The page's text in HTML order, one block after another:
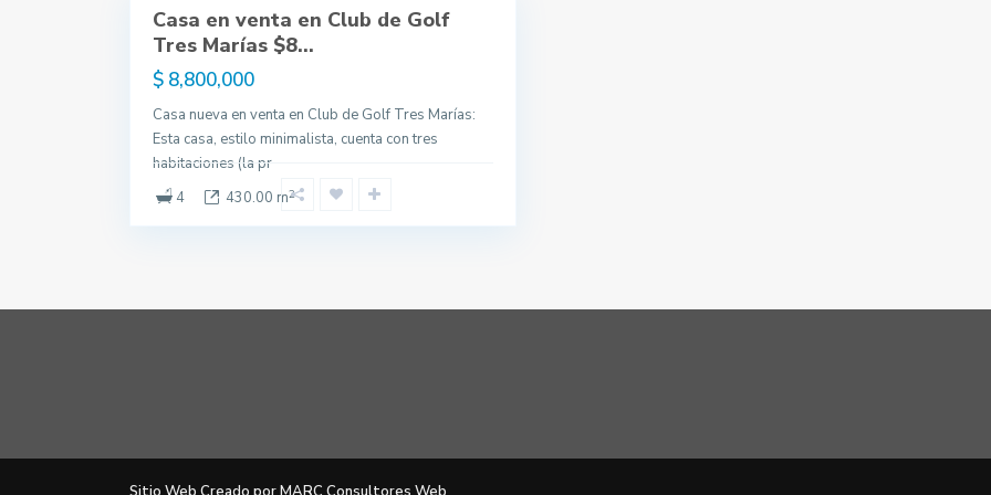
Casa en venta en Club de Golf
Tres Marías $8...
$ 8,800,000
Casa nueva en venta en Club de Golf Tres Marías:
Esta casa, estilo minimalista, cuenta con tres
habitaciones (la pr
4
430.00 m2